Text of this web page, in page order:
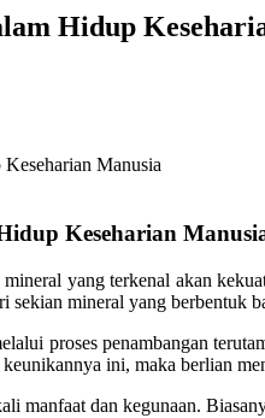
Hidup
Keseharian
yang terkenal akan
sekian mineral yang berbentuk
proses penambangan
ini, maka berlian
manfaat dan kegunaan.